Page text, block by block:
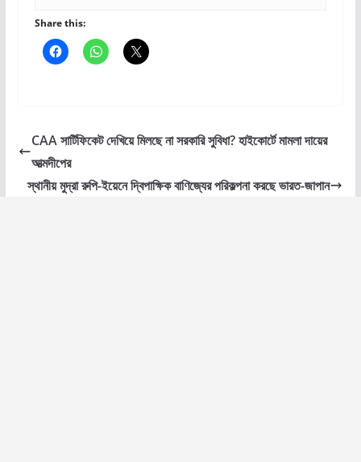
Share this:
CAA সার্টিফিকেট দেখিয়ে মিলছে না সরকারি সুবিধা? হাইকোর্টে মামলা দায়ের
আত্মদীপের
স্থানীয় মুদ্রা রুপি-ইয়েনে দ্বিপাক্ষিক বাণিজ্যের পরিকল্পনা করছে ভারত-জাপান